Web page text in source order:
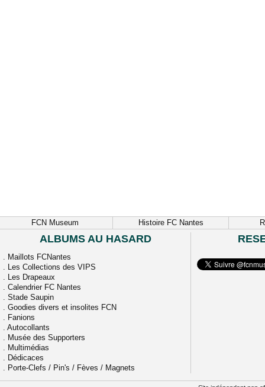
FCN Museum Histoire FC Nantes
ALBUMS AU HASARD
. Maillots FCNantes
. Les Collections des VIPS
. Les Drapeaux
. Calendrier FC Nantes
. Stade Saupin
. Goodies divers et insolites FCN
. Fanions
. Autocollants
. Musée des Supporters
. Multimédias
. Dédicaces
. Porte-Clefs / Pin's / Fèves / Magnets